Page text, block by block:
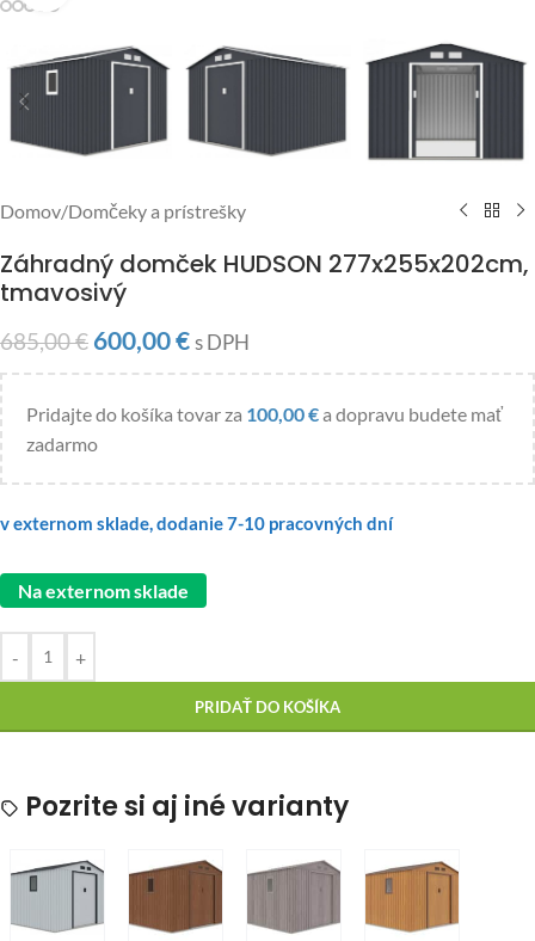
Domov/Domčeky a prístrešky
Záhradný domček HUDSON 277x255x202cm,
tmavosivý
685,00€ 600,00€ s DPH
Pridajte do košíka tovar za 100,00€a dopravu budete mať
zadarmo
v externom sklade, dodanie 7-10 pracovných dní
Na externom sklade
- +
PRIDAŤ DO KOŠÍKA
Pozrite si aj iné varianty